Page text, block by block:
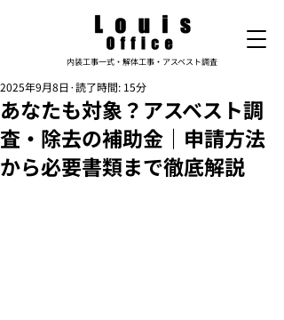
内装工事一式・解体工事・アスベスト調査
あなたも対象？アスベスト調
査・除去の補助金｜申請方法
から必要書類まで徹底解説
2025年9月8日 読了時間: 15分